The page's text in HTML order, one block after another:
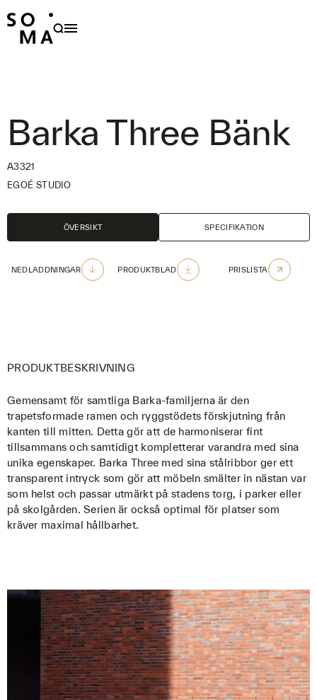
PRODUKTER
FAMILJER
FORMGIVARE
NYHETER
PROJEKT
OUTDOOR CARE
Barka Three Bänk
A3321
EGOÉ STUDIO
ÖVERSIKT SPECIFIKATION
NEDLADDNINGAR PRODUKTBLAD PRISLISTA
PRODUKTBESKRIVNING
Gemensamt för samtliga Barka-familjerna är den
trapetsformade ramen och ryggstödets förskjutning från
kanten till mitten. Detta gör att de harmoniserar fint
tillsammans och samtidigt kompletterar varandra med sina
unika egenskaper. Barka Three med sina stålribbor ger ett
transparent intryck som gör att möbeln smälter in nästan var
som helst och passar utmärkt på stadens torg, i parker eller
på skolgården. Serien är också optimal för platser som
kräver maximal hållbarhet.